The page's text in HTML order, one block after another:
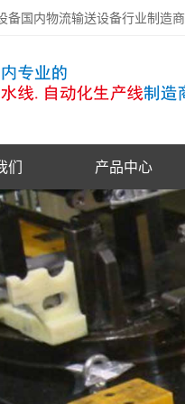
备国内物流输送设备行业制造商
们 产品中心